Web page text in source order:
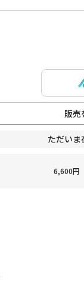
販売
ただいま
6,600円